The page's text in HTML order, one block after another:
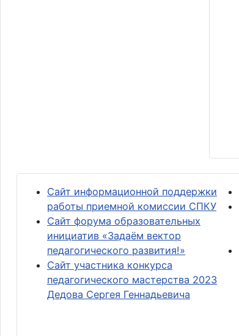
Сайт информационной поддержки
работы приемной комиссии СПКУ
Сайт форума образовательных
инициатив «Задаём вектор
педагогического развития!»
Сайт участника конкурса
педагогического мастерства 2023
Дедова Сергея Геннадьевича